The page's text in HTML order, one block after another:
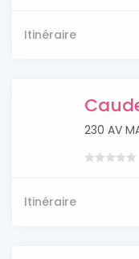
Itinéraire
230 AV
Itinéraire